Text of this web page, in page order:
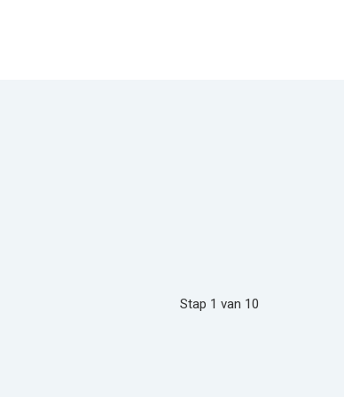
Stap 1 van 10